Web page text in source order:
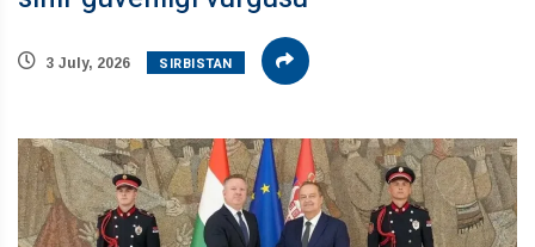
3 July, 2026 SIRBISTAN